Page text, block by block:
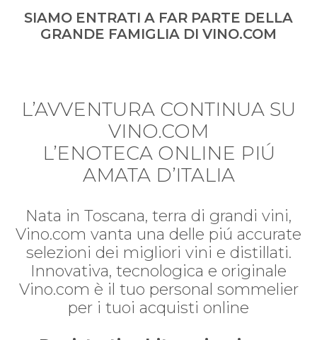
SIAMO ENTRATI A FAR PARTE DELLA
GRANDE FAMIGLIA DI VINO.COM
L’AVVENTURA CONTINUA SU
VINO.COM
L’ENOTECA ONLINE PIÚ
AMATA D’ITALIA
Nata in Toscana, terra di grandi vini,
Vino.com vanta una delle piú accurate
selezioni dei migliori vini e distillati.
Innovativa, tecnologica e originale
Vino.com è il tuo personal sommelier
per i tuoi acquisti online